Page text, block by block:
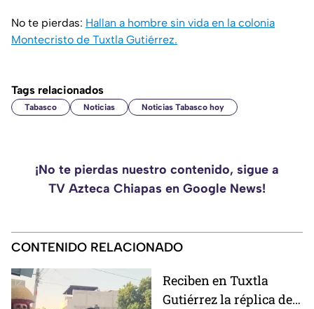
No te pierdas: Hallan a hombre sin vida en la colonia
Montecristo de Tuxtla Gutiérrez.
Tags relacionados
Tabasco Noticias Noticias Tabasco hoy
¡No te pierdas nuestro contenido, sigue a
TV Azteca Chiapas en Google News!
CONTENIDO RELACIONADO
Reciben en Tuxtla
Gutiérrez la réplica de